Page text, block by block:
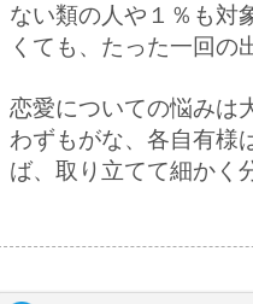
ない類の人や１％も対
くても、たった一回の
恋愛についての悩みは
わずもがな、各自有様
ば、取り立てて細かく